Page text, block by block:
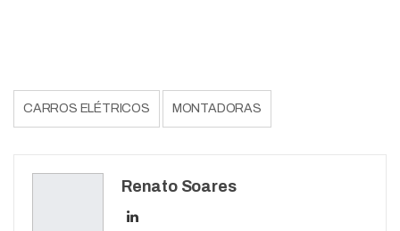
CARROS ELÉTRICOS MONTADORAS
Renato Soares